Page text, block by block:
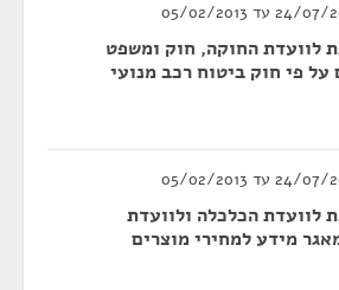
לוועדת החוקה, חוק ומשפט
על פי חוק ביטוח רכב מנועי
לוועדת הכלכלה ולוועדת
מידע למחירי מוצרים